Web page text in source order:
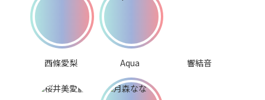
西條愛梨 Aqua 響結音